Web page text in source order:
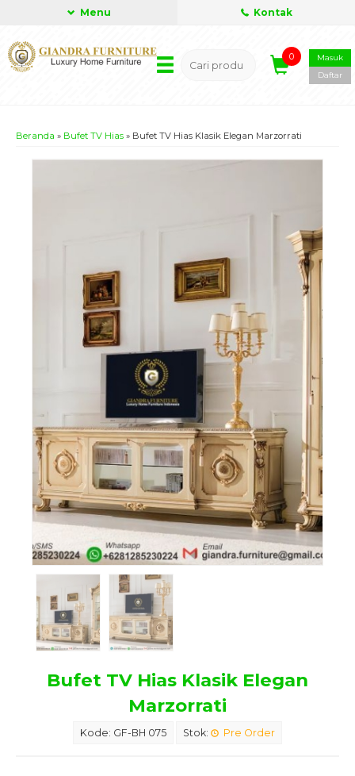
Menu Kontak
0
Masuk
Daftar
Beranda » Bufet TV Hias » Bufet TV Hias Klasik Elegan Marzorrati
Bufet TV Hias Klasik Elegan
Marzorrati
Kode: GF-BH 075 Stok: Pre Order